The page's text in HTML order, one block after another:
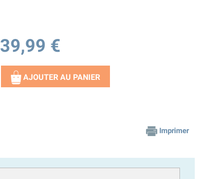
39,99 €
AJOUTER AU PANIER
Imprimer